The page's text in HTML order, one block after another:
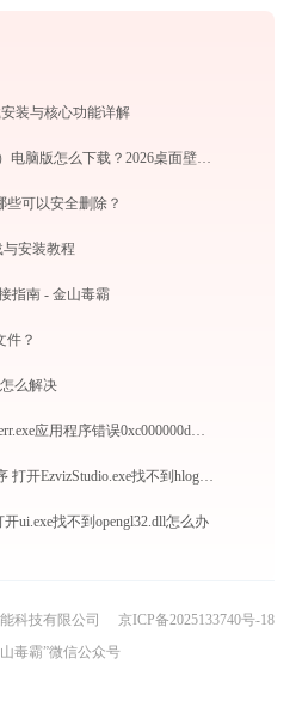
装与核心功能详解
小鸟壁纸（BirdWallpaper）电脑版怎么下载？2026桌面壁纸美化神器指南
些可以安全删除？
与安装教程
指南 - 金山毒霸
件？
么解决
WPS Office错误报告transerr.exe应用程序错误0xc000000d解决方法
视频7平台客户端应用程序 打开EzvizStudio.exe找不到hlog.dll怎么办
ui.exe找不到opengl32.dll怎么办
科技有限公司
京ICP备2025133740号-18
毒霸”微信公众号